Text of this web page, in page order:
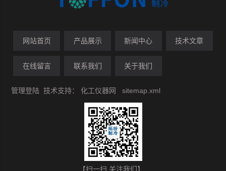
网站首页 产品展示 新闻中心 技术文章
在线留言 联系我们 关于我们
管理登陆 技术支持：化工仪器网 sitemap.xml
【扫一扫 关注我们】